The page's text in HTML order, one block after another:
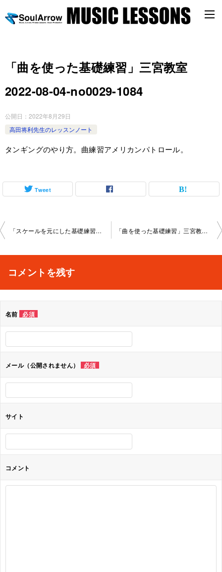
「曲を使った基礎練習」三宮教室
2022-08-04-no0029-1084
公開日： 2022年8月29日
高田将利先生のレッスンノート
タンギングのやり方。曲練習アメリカンパトロール。
Tweet
投
ビ
シ
ョ
ン
「スケールを元にした基礎練習」三宮教室2022-07-21-no0029-1084 「曲を使った基礎練習」三宮教室2022-08-24-no0029-1084
コメントを残す
名前 必須
メール（公開されません） 必須
サイト
コメント